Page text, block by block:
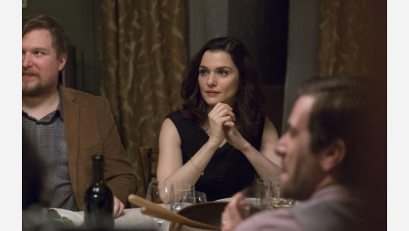
VOIR LA PHOTO EN GRAND FORMAT